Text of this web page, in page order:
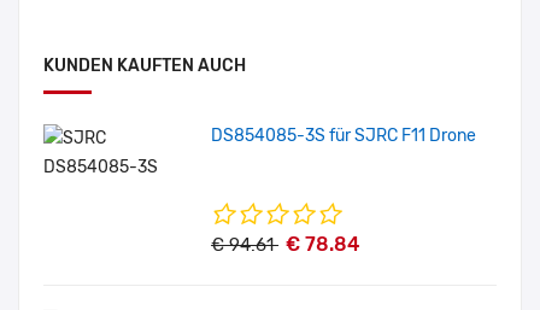
KUNDEN KAUFTEN AUCH
DS854085-3S für SJRC F11 Drone
€ 94.61 € 78.84